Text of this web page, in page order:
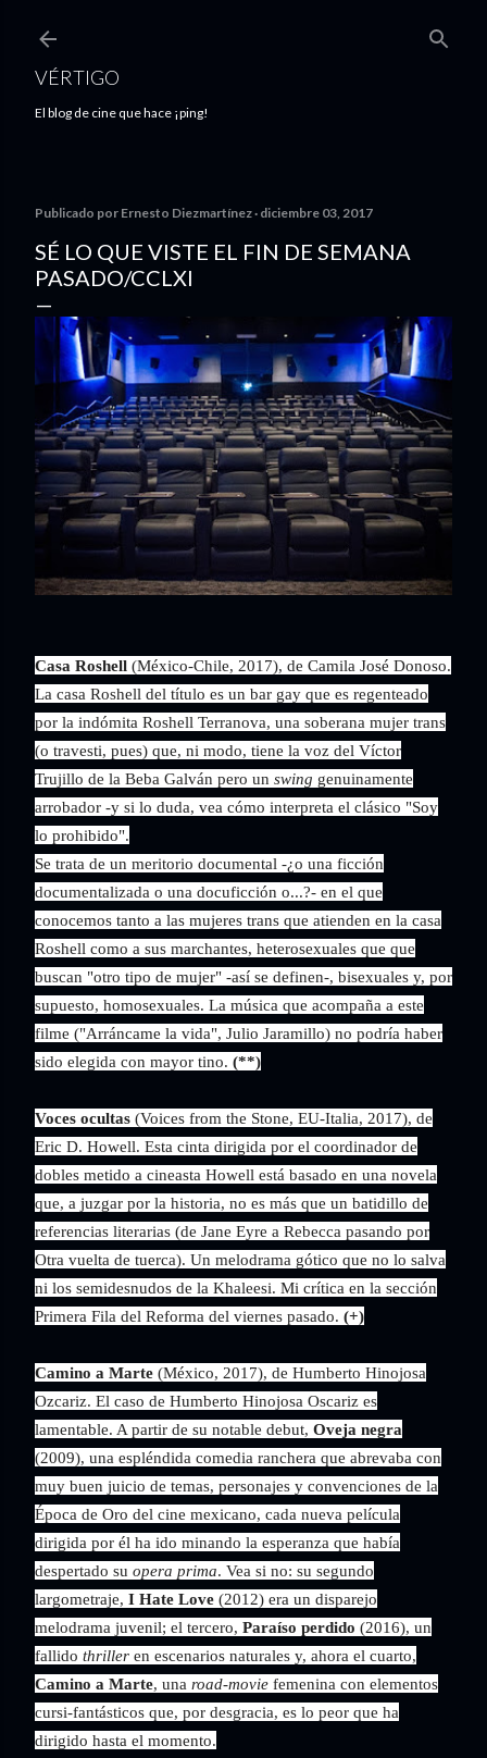
VÉRTIGO
El blog de cine que hace ¡ping!
Publicado por Ernesto Diezmartínez diciembre 03, 2017
SÉ LO QUE VISTE EL FIN DE SEMANA
PASADO/CCLXI
Casa Roshell (México-Chile, 2017), de Camila José Donoso.
La casa Roshell del título es un bar gay que es regenteado
por la indómita Roshell Terranova, una soberana mujer trans
(o travesti, pues) que, ni modo, tiene la voz del Víctor
Trujillo de la Beba Galván pero un swing genuinamente
arrobador -y si lo duda, vea cómo interpreta el clásico "Soy
lo prohibido".
Se trata de un meritorio documental -¿o una ficción
documentalizada o una docuficción o...?- en el que
conocemos tanto a las mujeres trans que atienden en la casa
Roshell como a sus marchantes, heterosexuales que que
buscan "otro tipo de mujer" -así se definen-, bisexuales y, por
supuesto, homosexuales. La música que acompaña a este
filme ("Arráncame la vida", Julio Jaramillo) no podría haber
sido elegida con mayor tino. (**)
Voces ocultas (Voices from the Stone, EU-Italia, 2017), de
Eric D. Howell. Esta cinta dirigida por el coordinador de
dobles metido a cineasta Howell está basado en una novela
que, a juzgar por la historia, no es más que un batidillo de
referencias literarias (de Jane Eyre a Rebecca pasando por
Otra vuelta de tuerca). Un melodrama gótico que no lo salva
ni los semidesnudos de la Khaleesi. Mi crítica en la sección
Primera Fila del Reforma del viernes pasado. (+)
Camino a Marte (México, 2017), de Humberto Hinojosa
Ozcariz. El caso de Humberto Hinojosa Oscariz es
lamentable. A partir de su notable debut, Oveja negra
(2009), una espléndida comedia ranchera que abrevaba con
muy buen juicio de temas, personajes y convenciones de la
Época de Oro del cine mexicano, cada nueva película
dirigida por él ha ido minando la esperanza que había
despertado su opera prima. Vea si no: su segundo
largometraje, I Hate Love (2012) era un disparejo
melodrama juvenil; el tercero, Paraíso perdido (2016), un
fallido thriller en escenarios naturales y, ahora el cuarto,
Camino a Marte, una road-movie femenina con elementos
cursi-fantásticos que, por desgracia, es lo peor que ha
dirigido hasta el momento.